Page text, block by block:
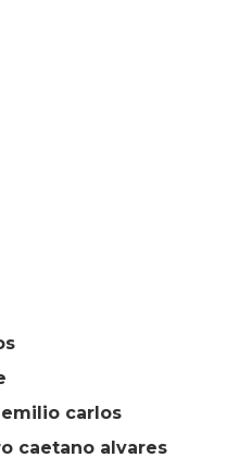
carlos
caetano alvares